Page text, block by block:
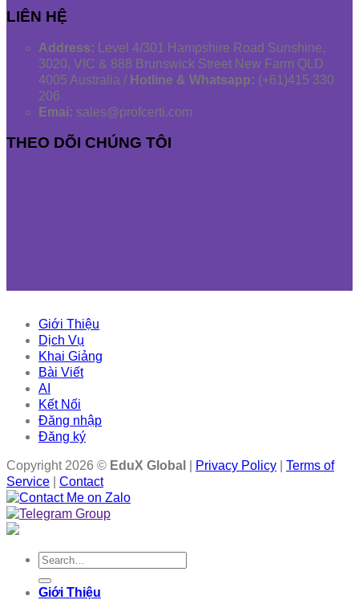
LIÊN HỆ
Address: Level 4/301 Hampshire Road Sunshine,
3020, VIC & 888 Brunswick Street New Farm QLD
4005 Australia / Hotline & Whatsapp: (+61)415 330
206
Emai: sales@profcerti.com
THEO DÕI CHÚNG TÔI
Giới Thiệu
Dịch Vụ
Khai Giảng
Bài Viết
AI
Kết Nối
Đăng nhập
Đăng ký
Copyright 2026 © EduX Global Privacy Policy
Terms of
Service
Contact
Search
Giới Thiệu